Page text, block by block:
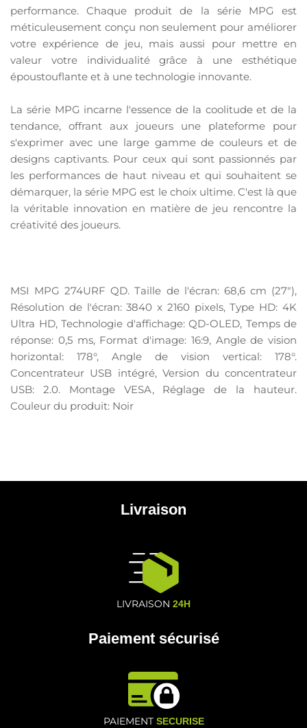
performance. Chaque produit de la série MPG est
méticuleusement conçu non seulement pour améliorer
votre expérience de jeu, mais aussi pour mettre en
valeur votre individualité grâce à une esthétique
époustouflante et à une technologie innovante.
La série MPG incarne l'essence de la coolitude et de la
tendance, offrant aux joueurs une plateforme pour
s'exprimer avec une large gamme de couleurs et de
designs captivants. Pour ceux qui sont passionnés par
les performances de haut niveau et qui souhaitent se
démarquer, la série MPG est le choix ultime. C'est là que
la véritable innovation en matière de jeu rencontre la
créativité des joueurs.
MSI MPG 274URF QD. Taille de l'écran: 68,6 cm (27"),
Résolution de l'écran: 3840 x 2160 pixels, Type HD: 4K
Ultra HD, Technologie d'affichage: QD-OLED, Temps de
réponse: 0,5 ms, Format d'image: 16:9, Angle de vision
horizontal: 178°, Angle de vision vertical: 178°.
Concentrateur USB intégré, Version du concentrateur
USB: 2.0. Montage VESA, Réglage de la hauteur.
Couleur du produit: Noir
Livraison
LIVRAISON 24H
Paiement sécurisé
PAIEMENT SECURISE